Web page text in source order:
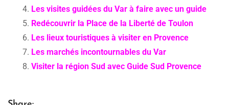
Les visites guidées du Var à faire avec un guide
Redécouvrir la Place de la Liberté de Toulon
Les lieux touristiques à visiter en Provence
Les marchés incontournables du Var
Visiter la région Sud avec Guide Sud Provence